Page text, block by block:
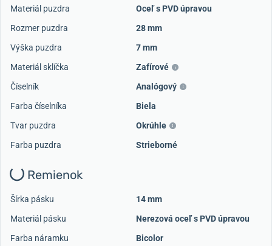
Materiál puzdra
Oceľ s PVD úpravou
Rozmer puzdra
28 mm
Výška puzdra
7 mm
Materiál sklíčka
Zafírové
Číselník
Analógový
Farba číselníka
Biela
Tvar puzdra
Okrúhle
Farba puzdra
Strieborné
Remienok
Šírka pásku
14 mm
Materiál pásku
Nerezová oceľ s PVD úpravou
Farba náramku
Bicolor